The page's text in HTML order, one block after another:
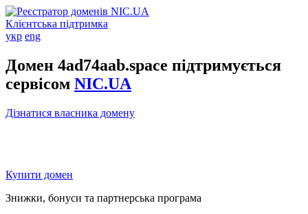
Клієнтська підтримка
укр eng
Домен 4ad74aab.space підтримується
сервісом NIC.UA
Дізнатися власника домену
Купити домен
Знижки, бонуси та партнерська програма